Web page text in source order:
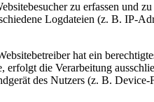
zu erfassen und
Logdateien (z. B. IP-
hat ein
erfolgt die Verarbeitung
des Nutzers (z. B.